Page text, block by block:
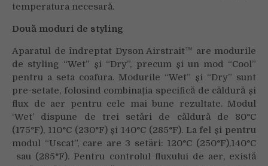
temperatura necesară.
Două moduri de styling
Aparatul de îndreptat Dyson Airstrait™ are modurile
de styling “Wet” și “Dry”, precum și un mod “Cool”
pentru a seta coafura. Modurile “Wet” și “Dry” sunt
pre-setate, folosind combinația specifică de căldură și
flux de aer pentru cele mai bune rezultate. Modul
‘Wet’ dispune de trei setări de căldură de 80°C
(175°F), 110°C (230°F) și 140°C (285°F). La fel și pentru
modul “Uscat”, care are 3 setări: 120°C (250°F),140°C
sau (285°F). Pentru controlul fluxului de aer, există